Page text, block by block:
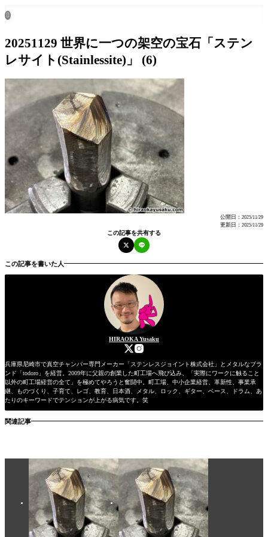

20251129 世界に一つの架空の宝石「ステン
レサイト(Stainlessite)」 (6)
公開日： 2025/11/29
更新日： 2025/11/29
この記事を共有する
この記事を書いた人
HIRAOKA Yusaku
兵庫県尼崎市で真空チャンバー専門メーカー「ステンレスジョイント株式会社」とメタルなブラ
ンド「todoro」を経営。2009年に父親の創業した町工場へ飛び込み、「実際にワークに触ること
以外の町工場経営の全て」を極めてやろうと奮闘中。町工場、中小企業経営、革新性、事業承
継、ものづくり、子育て、レゴ、教育、日本酒、メタル、ロック、ギター、ベース、ドラム、あ
たりのキーワードでテンションが上がる病気です。笑
関連記事